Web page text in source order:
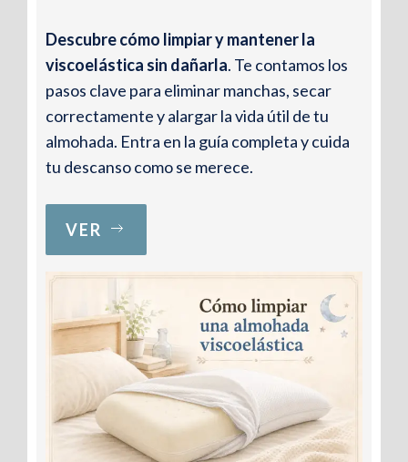
Descubre cómo limpiar y mantener la
viscoelástica sin dañarla. Te contamos los
pasos clave para eliminar manchas, secar
correctamente y alargar la vida útil de tu
almohada. Entra en la guía completa y cuida
tu descanso como se merece.
VER